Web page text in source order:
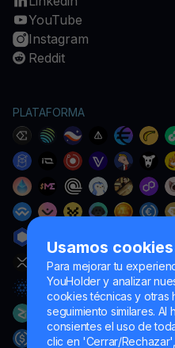
Usamos cookies
Para mejorar tu
YouHolder y analizar
cookies técnicas y otras
seguimiento similares.
consientes el uso de
clic en 'Cerrar/
YouTube
Instagram
Reddit
PLATAFORMA